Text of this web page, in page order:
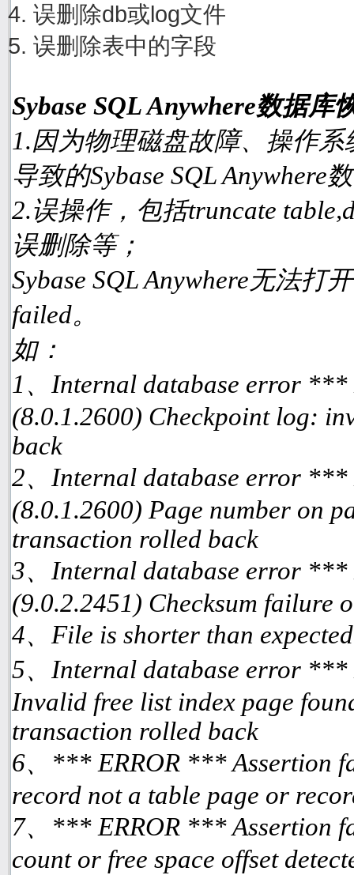
误删除db或log文件
误删除表中的字段
Sybase SQL Anywhere数据
1.因为物理磁盘故障、操作
导致的Sybase SQL
2.误操作，包括truncate
误删除等；
Sybase SQL Anywhere无法打
failed。
如：
1、Internal database error
(8.0.1.2600) Checkpoint log:
back
2、Internal database error ***
(8.0.1.2600) Page number on
transaction rolled back
3、Internal database error ***
(9.0.2.2451) Checksum failure
4、File is shorter than expected
5、Internal database error ***
Invalid free list index page
transaction rolled back
6、*** ERROR *** Assertion
record not a table page or
7、*** ERROR *** Assertion
count or free space offset